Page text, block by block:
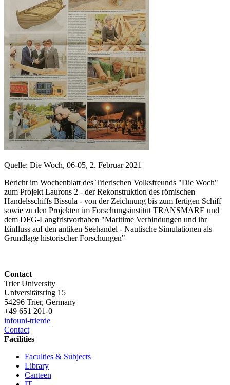
Quelle: Die Woch, 06-05, 2. Februar 2021
Bericht im Wochenblatt des Trierischen Volksfreunds "Die Woch"
zum Projekt Laurons 2 - der Rekonstruktion des römischen
Handelsschiffs Bissula - von der Zeichnung bis zum fertigen Schiff
sowie zu den Projekten im Forschungsinstitut TRANSMARE und
dem DFG-Langfristvorhaben "Maritime Verbindungen und ihr
Einfluss auf den antiken Seehandel - Nautische Simulationen als
Grundlage historischer Forschungen"
Contact
Trier University
Universitätsring 15
54296 Trier, Germany
+49 651 201-0
infouni-trierde
Contact
Facilities
Faculties & Subjects
Library
Canteen